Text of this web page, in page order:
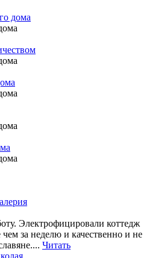
дома
Электрофицировали коттедж
за неделю и качественно и не
Читать